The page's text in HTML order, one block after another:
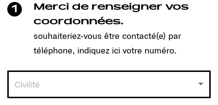
C'est aussi simple que cela
1. Entre la date
2. Sélectionnez le point de vente
3.Notre concessionnaire le plus proche va prendre
1
Merci de renseigner vos
coordonnées.
souhaiteriez-vous être contacté(e) par
téléphone, indiquez ici votre numéro.
Civilité